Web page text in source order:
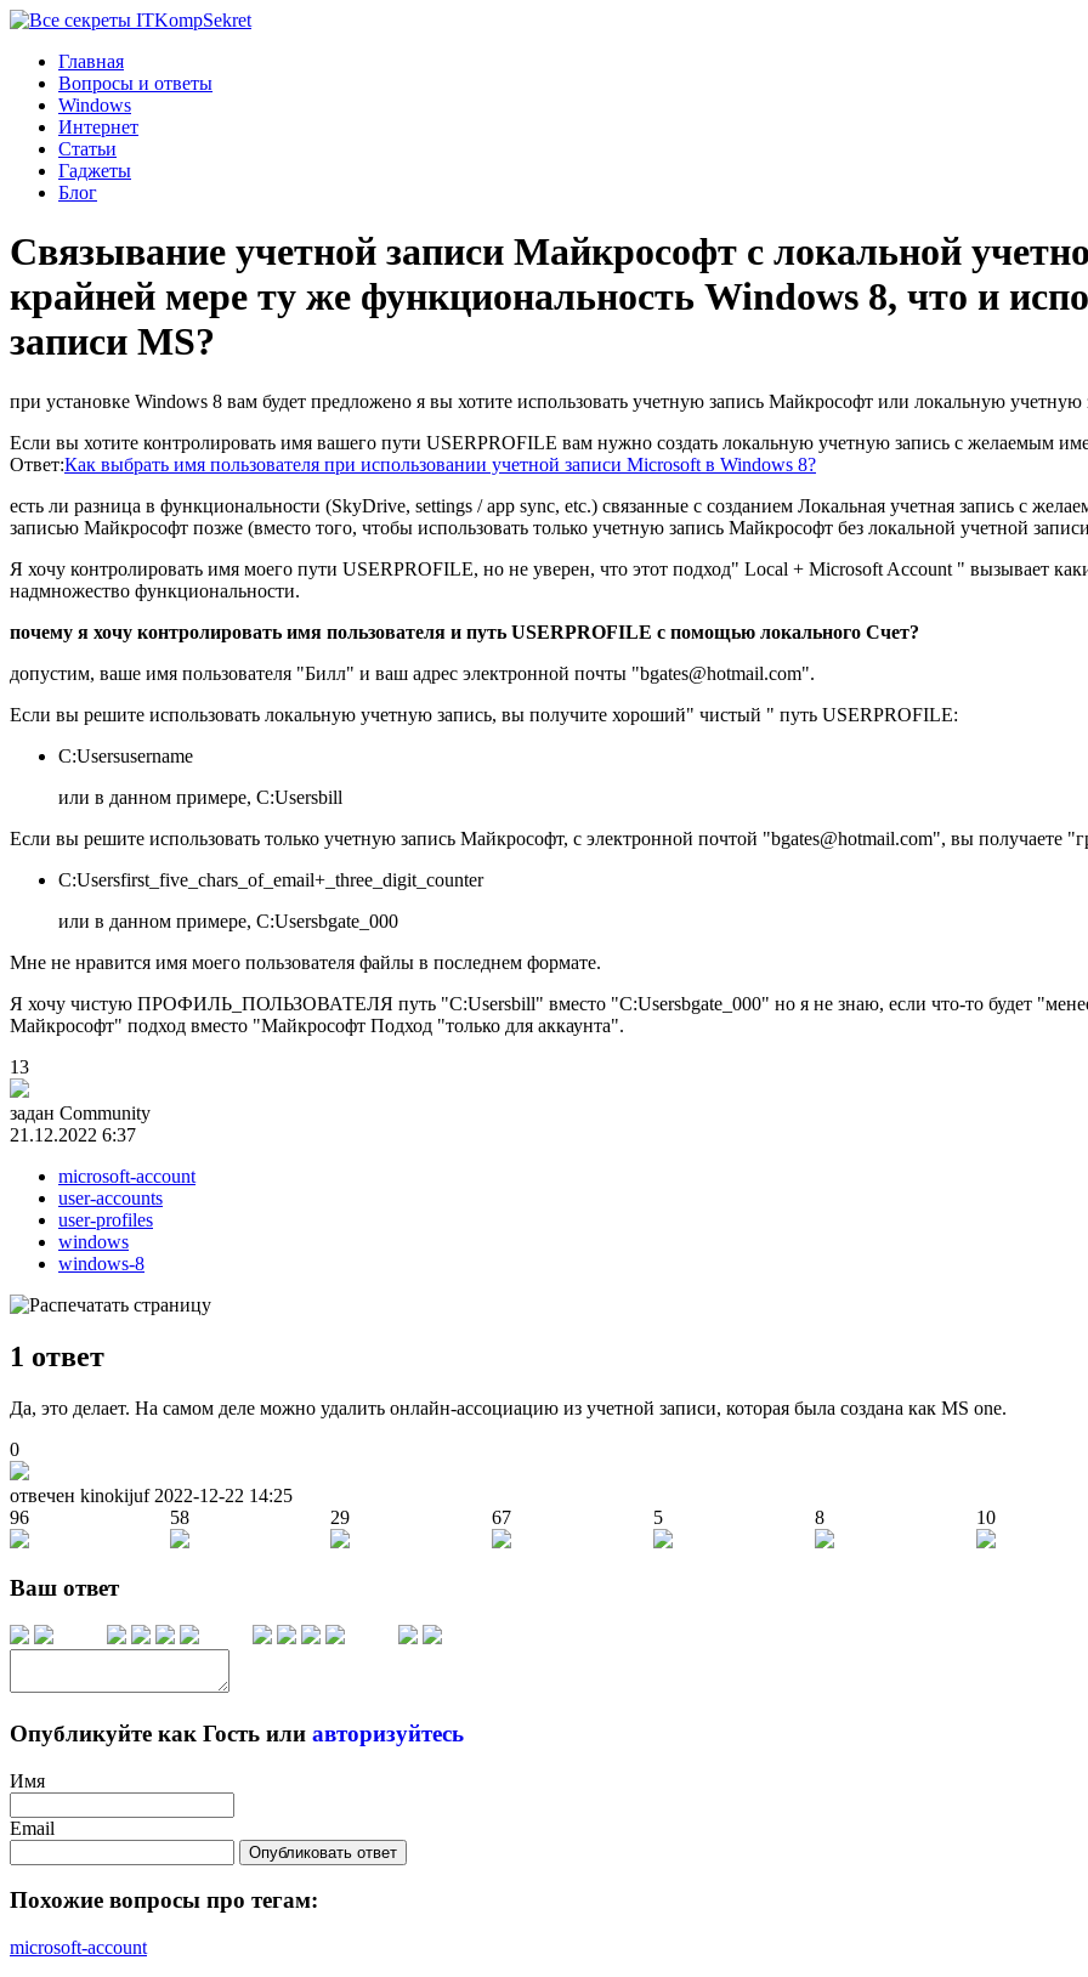
KompSekret
Главная
Вопросы и ответы
Windows
Интернет
Статьи
Гаджеты
Блог
Связывание учетной записи Майкрософт с локальной
крайней мере ту же функциональность Windows 8, что и
записи MS?
при установке Windows 8 вам будет предложено я вы хотите использовать учетную запись Майкрософт или локальную учетную
Если вы хотите контролировать имя вашего пути USERPROFILE вам нужно создать локальную учетную запись с желаемым
Ответ:Как выбрать имя пользователя при использовании учетной записи Microsoft в Windows 8?
есть ли разница в функциональности (SkyDrive, settings / app sync, etc.) связанные с созданием Локальная учетная запись с
записью Майкрософт позже (вместо того, чтобы использовать только учетную запись Майкрософт без локальной учетной
Я хочу контролировать имя моего пути USERPROFILE, но не уверен, что этот подход" Local + Microsoft Account " вызывает
надмножество функциональности.
почему я хочу контролировать имя пользователя и путь USERPROFILE с помощью локального Счет?
допустим, ваше имя пользователя "Билл" и ваш адрес электронной почты "bgates@hotmail.com".
Если вы решите использовать локальную учетную запись, вы получите хороший" чистый " путь USERPROFILE:
C:Usersusername
или в данном примере, C:Usersbill
Если вы решите использовать только учетную запись Майкрософт, с электронной почтой "bgates@hotmail.com", вы получаете
C:Usersfirst_five_chars_of_email+_three_digit_counter
или в данном примере, C:Usersbgate_000
Мне не нравится имя моего пользователя файлы в последнем формате.
Я хочу чистую ПРОФИЛЬ_ПОЛЬЗОВАТЕЛЯ путь "C:Usersbill" вместо "C:Usersbgate_000" но я не знаю, если что-то будет
Майкрософт" подход вместо "Майкрософт Подход "только для аккаунта".
13
задан Community
21.12.2022 6:37
microsoft-account
user-accounts
user-profiles
windows
windows-8
1 ответ
Да, это делает. На самом деле можно удалить онлайн-ассоциацию из учетной записи, которая была создана как MS one.
0
отвечен kinokijuf 2022-12-22 14:25
96
58 29 67 5 8 10
Ваш ответ
Опубликуйте как Гость или авторизуйтесь
Имя
Email
Опубликовать ответ
Похожие вопросы про тегам:
microsoft-account